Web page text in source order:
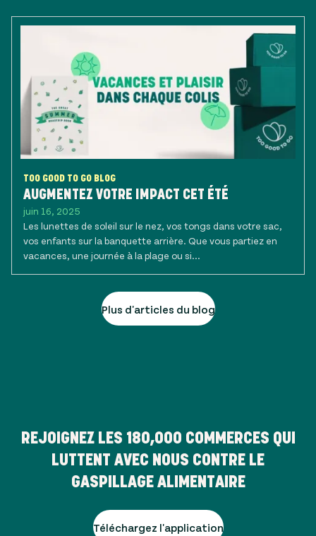
TOO GOOD TO GO BLOG
AUGMENTEZ VOTRE IMPACT CET ÉTÉ
juin 16, 2025
Les lunettes de soleil sur le nez, vos tongs dans votre sac,
vos enfants sur la banquette arrière. Que vous partiez en
vacances, une journée à la plage ou si...
Plus d'articles du blog
REJOIGNEZ LES 180,000 COMMERCES QUI
LUTTENT AVEC NOUS CONTRE LE
GASPILLAGE ALIMENTAIRE
Téléchargez l'application